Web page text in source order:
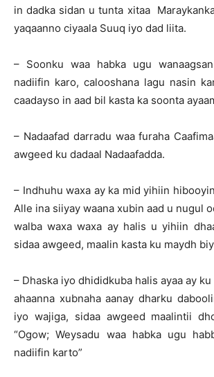
in dadka sidan u tunta xitaa
yaqaanno ciyaala Suuq iyo dad liita.
– Soonku waa habka ugu
nadiifin karo, calooshana lagu nasin
caadayso in aad bil kasta ka soonta
– Nadaafad darradu waa furaha
awgeed ku dadaal Nadaafadda.
– Indhuhu waxa ay ka mid yihiin
Alle ina siiyay waana xubin aad u nugul
walba waxa waxa ay halis u yihiin
sidaa awgeed, maalin kasta ku maydh
– Dhaska iyo dhididkuba halis ayaa ay
ahaanna xubnaha aanay dharku
iyo wajiga, sidaa awgeed maalintii
“Ogow; Weysadu waa habka ugu
nadiifin karto”